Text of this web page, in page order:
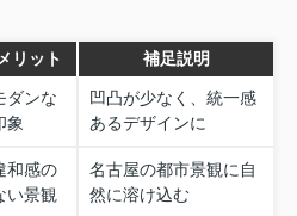
メリット 補足説明
ダンな
象
凹凸が少なく、統一感
あるデザインに
和感の
い景観
名古屋の都市景観に自
然に溶け込む